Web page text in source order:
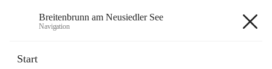
Breitenbrunn am Neusiedler See
Navigation
Start